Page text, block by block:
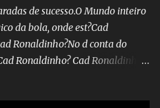
de sucesso.O Mundo inteiro
da bola, onde est?Cad
Ronaldinho?No d conta do
Ronaldinho? Cad Ronaldinho?